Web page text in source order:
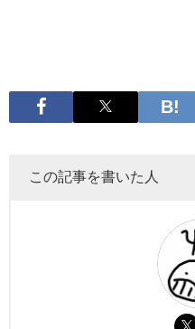
この記事を書いた人